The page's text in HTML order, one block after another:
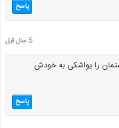
پاسخ
5 سال قبل
را یواشکی به خودش
پاسخ